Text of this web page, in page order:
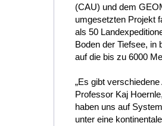
(CAU) und dem
umgesetzten Projekt
als 50
Boden der Tiefsee, in
auf die bis zu 6000
„Es gibt
Professor Kaj
haben uns auf
unter eine